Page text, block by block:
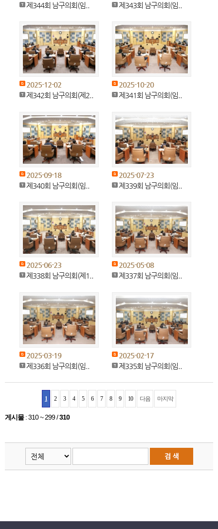
제344회 남구의회(임..
제343회 남구의회(임..
2025-12-02
제342회 남구의회(제2..
2025-10-20
제341회 남구의회(임..
2025-09-18
제340회 남구의회(임..
2025-07-23
제339회 남구의회(임..
2025-06-23
제338회 남구의회(제1..
2025-05-08
제337회 남구의회(임..
2025-03-19
제336회 남구의회(임..
2025-02-17
제335회 남구의회(임..
1 2 3 4 5 6 7 8 9 10 다음 마지막
게시물: 310 ~ 299/310